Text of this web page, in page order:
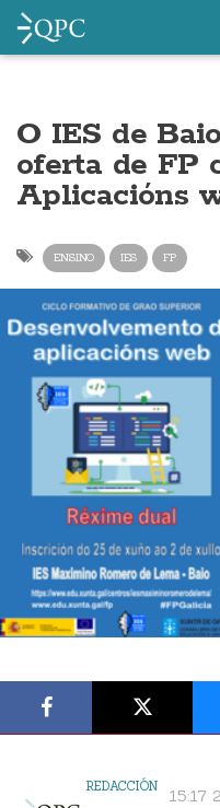
O IES de
oferta de FP
Aplicacións
ENSINO IES FP
REDACCIÓN 15:17